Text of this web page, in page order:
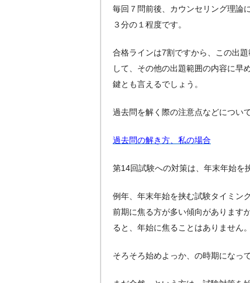
毎回７問前後、カウンセリング理論
３分の１程度です。
合格ラインは7割ですから、この出
して、その他の出題範囲の内容に早
鍵とも言えるでしょう。
過去問を解く際の注意点などについ
過去問の解き方、私の場合
第14回試験への対策は、年末年始を
例年、年末年始を挟む試験タイミン
前期に焦る方が多い傾向があります
ると、年始に焦ることはありません。
そろそろ始めよっか、の時期になっ